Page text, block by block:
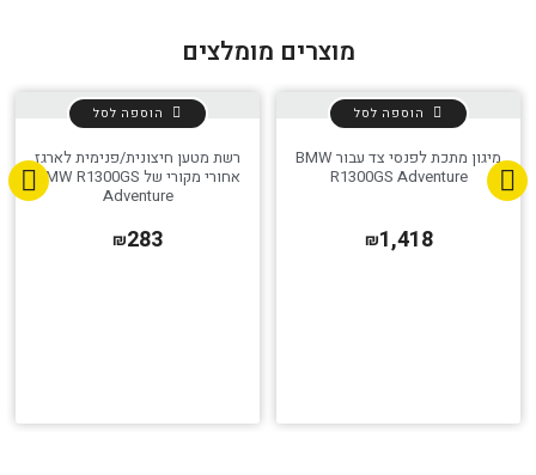
מוצרים מומלצים
מיגון מתכת לפנסי צד עבור BMW
R1300GS Adventure
₪1,418
הוספה לסל
רשת מטען חיצונית/פנימית לארגז
אחורי מקורי של BMW R1300GS
Adventure
₪283
הוספה לסל
הגדר סוג האופנוע שלך אפס